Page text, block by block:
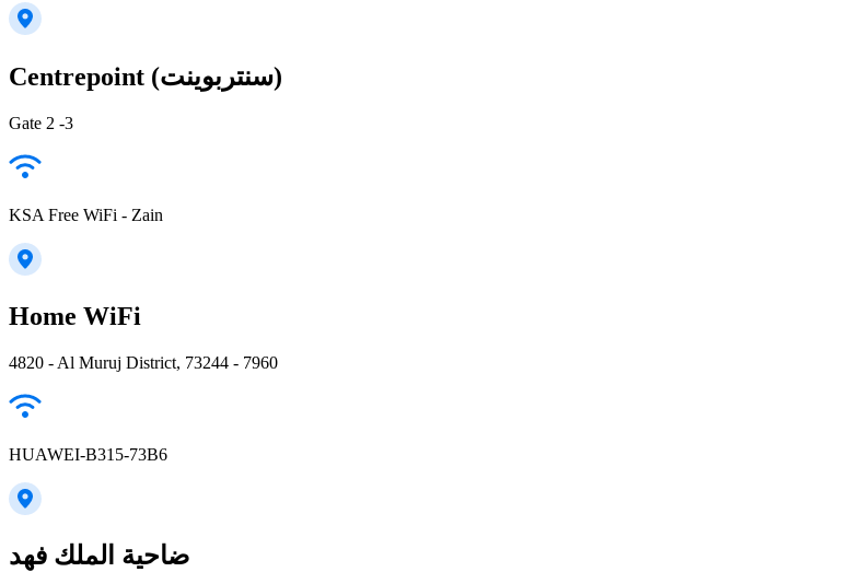
Centrepoint (سنتربوينت)
Gate 2 -3
KSA Free WiFi - Zain
Home WiFi
4820 - Al Muruj District, 73244 - 7960
HUAWEI-B315-73B6
ضاحية الملك فهد